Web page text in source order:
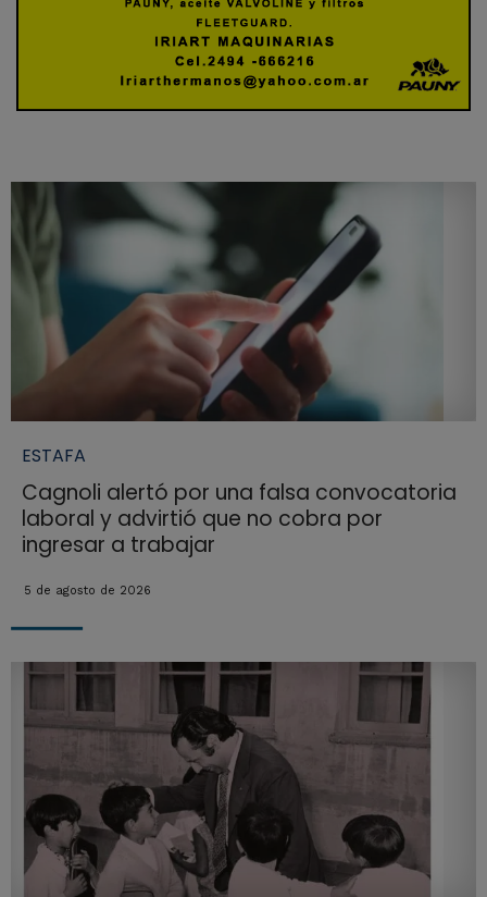
ESTAFA
Cagnoli alertó por una falsa convocatoria
laboral y advirtió que no cobra por
ingresar a trabajar
5 de agosto de 2026